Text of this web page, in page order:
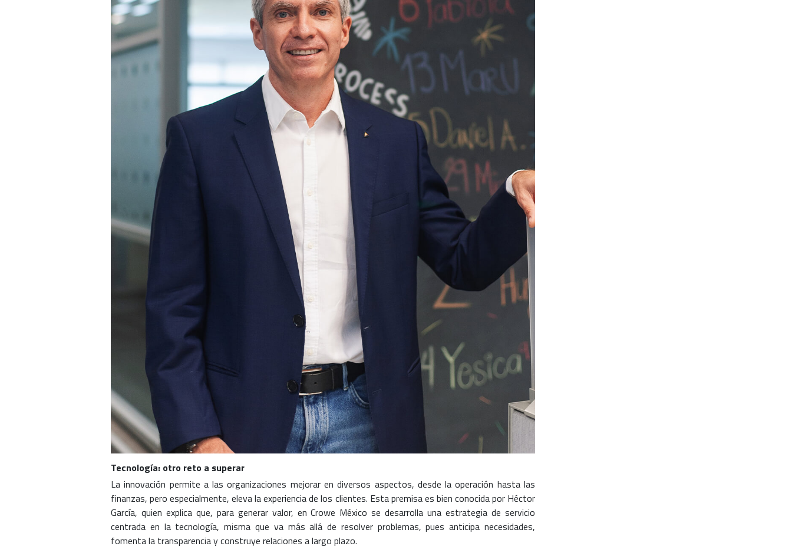
Tecnología: otro reto a superar
La innovación permite a las organizaciones mejorar en diversos aspectos, desde la operación hasta las
finanzas, pero especialmente, eleva la experiencia de los clientes. Esta premisa es bien conocida por Héctor
García, quien explica que, para generar valor, en Crowe México se desarrolla una estrategia de servicio
centrada en la tecnología, misma que va más allá de resolver problemas, pues anticipa necesidades,
fomenta la transparencia y construye relaciones a largo plazo.